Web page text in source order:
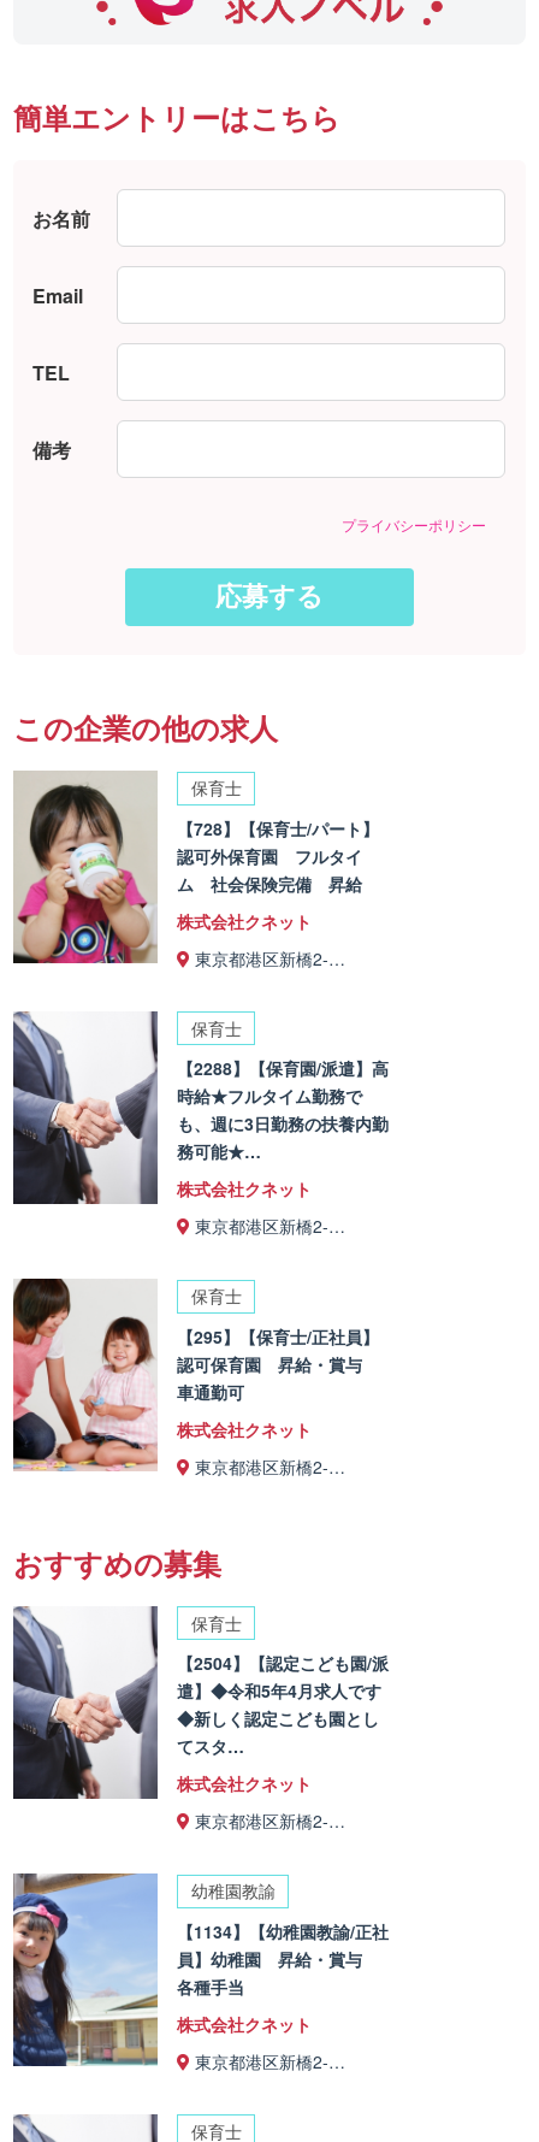
簡単エントリーはこちら
お名前
Email
TEL
備考
プライバシーポリシー
この企業の他の求人
保育士
【728】【保育士/パート】
認可外保育園 フルタイ
ム 社会保険完備 昇給
株式会社クネット
東京都港区新橋2-…
保育士
【2288】【保育園/派遣】高
時給★フルタイム勤務で
も、週に3日勤務の扶養内勤
務可能★…
株式会社クネット
東京都港区新橋2-…
保育士
【295】【保育士/正社員】
認可保育園 昇給・賞与
車通勤可
株式会社クネット
東京都港区新橋2-…
おすすめの募集
保育士
【2504】【認定こども園/派
遣】◆令和5年4月求人です
◆新しく認定こども園とし
てスタ…
株式会社クネット
東京都港区新橋2-…
幼稚園教諭
【1134】【幼稚園教諭/正社
員】幼稚園 昇給・賞与
各種手当
株式会社クネット
東京都港区新橋2-…
保育士